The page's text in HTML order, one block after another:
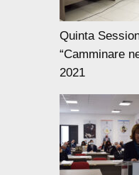
Quinta
“Camminare
2021